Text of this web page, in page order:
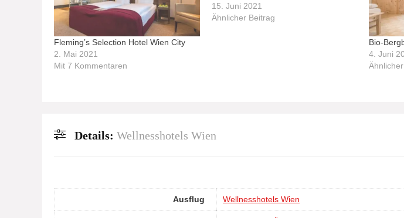
Fleming’s Selection Hotel Wien City
2. Mai 2021
Mit 7 Kommentaren
15. Juni 2021
Ähnlicher Beitrag
Bio-
4. Juni
Details: Wellnesshotels Wien
Ausflug Wellnesshotels Wien